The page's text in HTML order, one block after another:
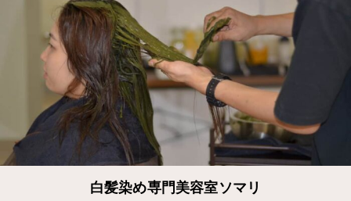
白髪染め専門美容室ソマリ